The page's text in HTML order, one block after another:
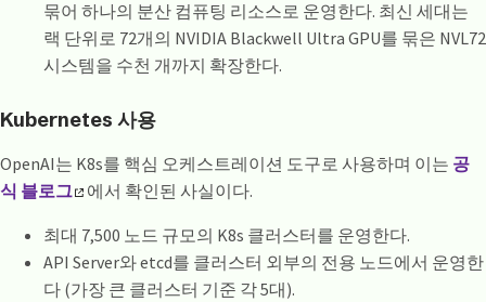
묶어 하나의 분산 컴퓨팅 리소스로 운영한다. 최신 세대는
랙 단위로 72개의 NVIDIA Blackwell Ultra GPU를 묶은 NVL72
시스템을 수천 개까지 확장한다.
Kubernetes 사용
OpenAI는 K8s를 핵심 오케스트레이션 도구로 사용하며 이는 공
식 블로그
에서 확인된 사실이다.
최대 7,500 노드 규모의 K8s 클러스터를 운영한다.
API Server와 etcd를 클러스터 외부의 전용 노드에서 운영한
다 (가장 큰 클러스터 기준 각 5대).